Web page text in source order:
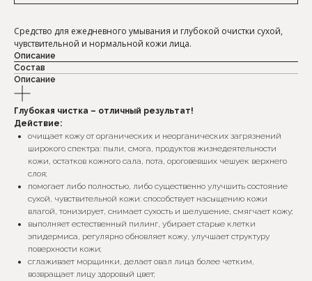
Средство для ежедневного умывания и глубокой очистки сухой,
чувствительной и нормальной кожи лица.
Описание
Состав
Описание
Глубокая чистка – отличный результат!
Действие:
очищает кожу от органических и неорганических загрязнений
широкого спектра: пыли, смога, продуктов жизнедеятельности
кожи, остатков кожного сала, пота, ороговевших чешуек верхнего
слоя;
помогает либо полностью, либо существенно улучшить состояние
сухой, чувствительной кожи: способствует насыщению кожи
влагой, тонизирует, снимает сухость и шелушение, смягчает кожу;
выполняет естественный пилинг, убирает старые клетки
эпидермиса, регулярно обновляет кожу, улучшает структуру
поверхности кожи;
сглаживает морщинки, делает овал лица более четким,
возвращает лицу здоровый цвет;